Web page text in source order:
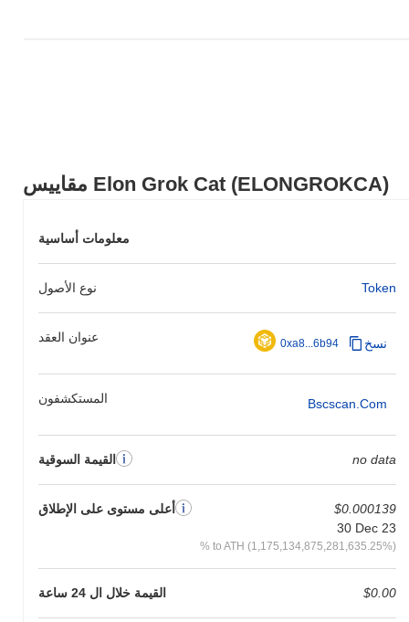
مقاييس Elon Grok Cat (ELONGROKCA)
معلومات أساسية
نوع الأصول Token
عنوان العقد 0xa8...6b94 نسخ
المستكشفون Bscscan.com
القيمة السوقية no data
أعلى مستوى على الإطلاق
$0.000139
30 Dec 23
% to ATH (1,175,134,875,281,635.25%)
القيمة خلال ال 24 ساعة $0.00